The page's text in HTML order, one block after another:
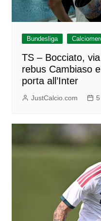
Bundesliga
TS – Bocciato,
rebus Cambiaso
porta all’Inter
JustCalcio.com